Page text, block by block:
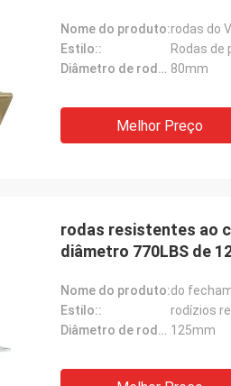
Nome do produto:
Estilo::
Rodas de
Diâmetro de roda:: 80mm
Melhor Preço
rodas resistentes ao
diâmetro 770LBS de
Nome do produto:
Estilo::
rodízios
Diâmetro de roda:: 125mm